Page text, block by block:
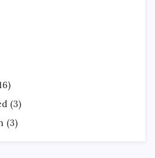
(3)
(3)